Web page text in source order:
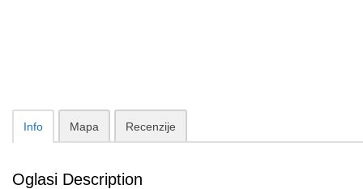
Info Mapa Recenzije
Oglasi Description